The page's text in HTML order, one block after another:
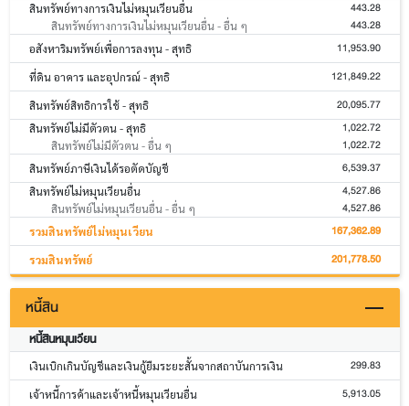
สินทรัพย์ทางการเงินไม่หมุนเวียนอื่น 443.28
สินทรัพย์ทางการเงินไม่หมุนเวียนอื่น - อื่น ๆ 443.28
อสังหาริมทรัพย์เพื่อการลงทุน - สุทธิ 11,953.90
ที่ดิน อาคาร และอุปกรณ์ - สุทธิ 121,849.22
สินทรัพย์สิทธิการใช้ - สุทธิ 20,095.77
สินทรัพย์ไม่มีตัวตน - สุทธิ 1,022.72
สินทรัพย์ไม่มีตัวตน - อื่น ๆ 1,022.72
สินทรัพย์ภาษีเงินได้รอตัดบัญชี 6,539.37
สินทรัพย์ไม่หมุนเวียนอื่น 4,527.86
สินทรัพย์ไม่หมุนเวียนอื่น - อื่น ๆ 4,527.86
รวมสินทรัพย์ไม่หมุนเวียน 167,362.89
รวมสินทรัพย์ 201,778.50
หนี้สิน
หนี้สินหมุนเวียน
เงินเบิกเกินบัญชีและเงินกู้ยืมระยะสั้นจากสถาบันการเงิน 299.83
เจ้าหนี้การค้าและเจ้าหนี้หมุนเวียนอื่น 5,913.05